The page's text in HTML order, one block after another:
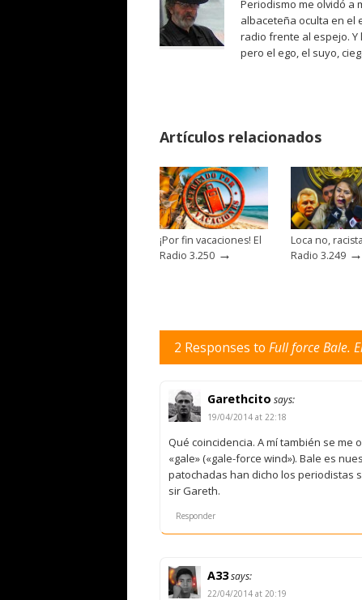
Periodismo me olvidó a
albaceteña oculta en el
radio frente al espejo.
pero el ego, el suyo,
Artículos relacionados
¡Por fin vacaciones! El
Radio 3.250 →
Loca no,
Radio 3.249 →
2 Responses to Full force Bale.
Garethcito says:
19/04/2014 at 22:18
Qué coincidencia. A mí también se me
«gale» («gale-force wind»). Bale es
patochadas han dicho los periodistas
sir Gareth.
Responder
A33says:
22/04/2014 at 20:19